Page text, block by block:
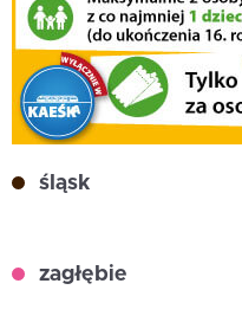
śląsk
zagłębie